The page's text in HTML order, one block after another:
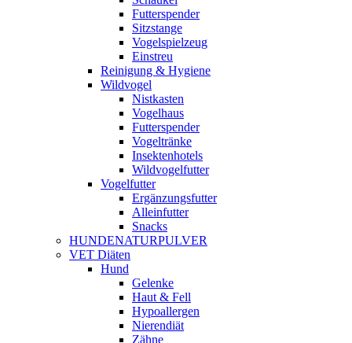
Futterspender
Sitzstange
Vogelspielzeug
Einstreu
Reinigung & Hygiene
Wildvogel
Nistkasten
Vogelhaus
Futterspender
Vogeltränke
Insektenhotels
Wildvogelfutter
Vogelfutter
Ergänzungsfutter
Alleinfutter
Snacks
HUNDENATURPULVER
VET Diäten
Hund
Gelenke
Haut & Fell
Hypoallergen
Nierendiät
Zähne